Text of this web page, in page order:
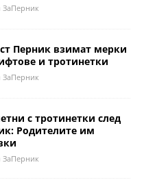
ЗаПерник
Перник взимат мерки
и тротинетки
ЗаПерник
с тротинетки след
Родителите им
ЗаПерник